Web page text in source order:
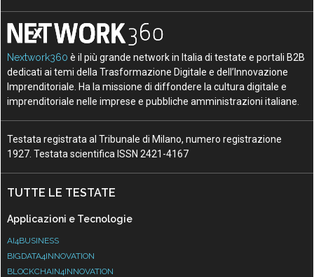
Nextwork360 è il più grande network in Italia di testate e portali B2B
dedicati ai temi della Trasformazione Digitale e dell’Innovazione
Imprenditoriale. Ha la missione di diffondere la cultura digitale e
imprenditoriale nelle imprese e pubbliche amministrazioni italiane.
Testata registrata al Tribunale di Milano, numero registrazione
1927. Testata scientifica ISSN 2421-4167
TUTTE LE TESTATE
Applicazioni e Tecnologie
AI4BUSINESS
BIGDATA4INNOVATION
BLOCKCHAIN4INNOVATION